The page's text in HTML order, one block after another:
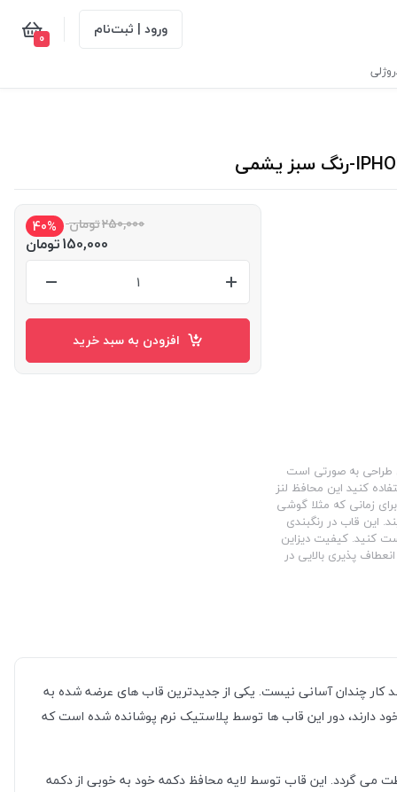
ورود | ثبت‌نام 0
طراحی به صورتی است
کنید این محافظ لنز
زمانی که مثلا گوشی
این قاب در رنگبندی
کنید. کیفیت دیزاین
پذیری بالایی در
250,000تومان 40%
150,000تومان
افزودن به سبد خرید
کار چندان آسانی نیست. یکی از جدیدترین قاب های عرضه شده به
دارند، دور این قاب ها توسط پلاستیک نرم پوشانده شده است که
می گردد. این قاب توسط لایه محافظ دکمه خود به خوبی از دکمه